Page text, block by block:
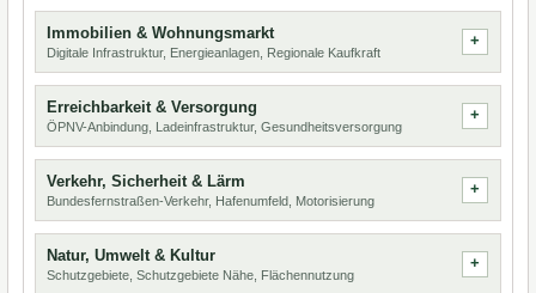
Immobilien & Wohnungsmarkt
Digitale Infrastruktur, Energieanlagen, Regionale Kaufkraft
Erreichbarkeit & Versorgung
ÖPNV-Anbindung, Ladeinfrastruktur, Gesundheitsversorgung
Verkehr, Sicherheit & Lärm
Bundesfernstraßen-Verkehr, Hafenumfeld, Motorisierung
Natur, Umwelt & Kultur
Schutzgebiete, Schutzgebiete Nähe, Flächennutzung